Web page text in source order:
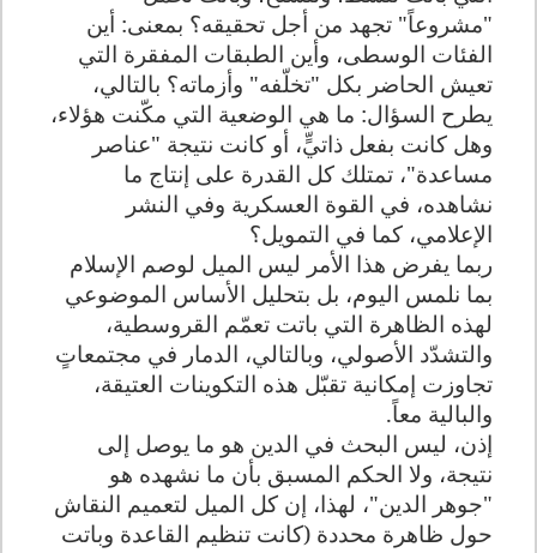
"مشروعاً" تجهد من أجل تحقيقه؟ بمعنى: أين
الفئات الوسطى، وأين الطبقات المفقرة التي
تعيش الحاضر بكل "تخلّفه" وأزماته؟ بالتالي،
يطرح السؤال: ما هي الوضعية التي مكّنت هؤلاء،
وهل كانت بفعل ذاتيٍّ، أو كانت نتيجة "عناصر
مساعدة"، تمتلك كل القدرة على إنتاج ما
نشاهده، في القوة العسكرية وفي النشر
الإعلامي، كما في التمويل؟
ربما يفرض هذا الأمر ليس الميل لوصم الإسلام
بما نلمس اليوم، بل بتحليل الأساس الموضوعي
لهذه الظاهرة التي باتت تعمّم القروسطية،
والتشدّد الأصولي، وبالتالي، الدمار في مجتمعاتٍ
تجاوزت إمكانية تقبّل هذه التكوينات العتيقة،
والبالية معاً.
إذن، ليس البحث في الدين هو ما يوصل إلى
نتيجة، ولا الحكم المسبق بأن ما نشهده هو
"جوهر الدين"، لهذا، إن كل الميل لتعميم النقاش
حول ظاهرة محددة (كانت تنظيم القاعدة وباتت